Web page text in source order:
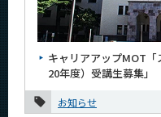
キャリアアップMOT
20年度）受講生募集」
お知らせ
技術経営専門職学位課程
News
カテゴリ別
月別